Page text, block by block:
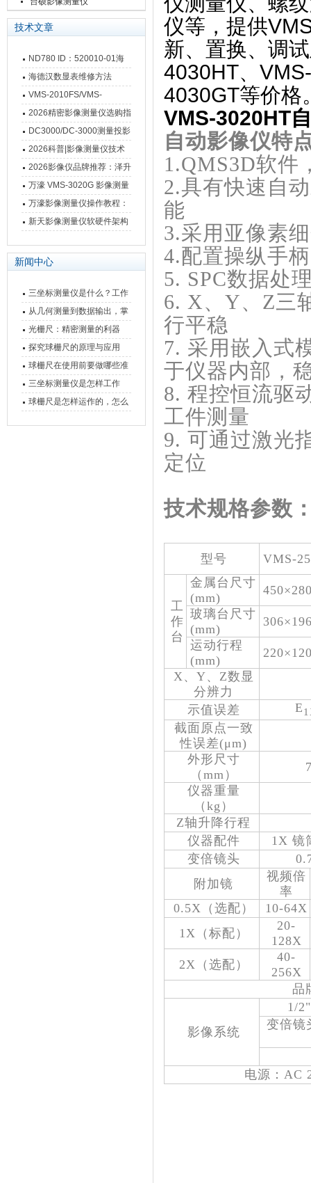
技术文章
ND780 ID：520010-01海
德汉数显表故障维修内容
海德汉数显表维修方法
VMS-2010FS/VMS-
3020FS/VMS-4030FS手动
影像测量仪技术参数
2026精密影像测量仪选购指
南 靠谱品牌一站式选型推荐
DC3000/DC-3000测量投影
仪万濠数据处理器数显表故
障维修方法
2026科普|影像测量仪技术
原理、分类及选型应用
2026影像仪品牌推荐：泽升
影像测量仪选型指南
万濠 VMS-3020G 影像测量
仪技术规格与应用解析
万濠影像测量仪操作教程：
从开机到出报告，新手也能
新天影像测量仪软硬件架构
新闻中心
三坐标测量仪是什么？工作
原理、分类与核心功能一次
讲清
从几何测量到数据输出，掌
握万濠影像测量仪的六大核
心能力
光栅尺：精密测量的利器
探究球栅尺的原理与应用
球栅尺在使用前要做哪些准
备工作？
三坐标测量仪是怎样工作
的，功能有什么优势？
球栅尺是怎样运作的，怎么
仪等，提供
新、置换、调
4030HT、
4030GT等价格
VMS-3020HT
自动影像仪特
1.QMS3D软件
2.具有快速自
能
3.采用亚像素
4.配置操纵手
5. SPC数据处
6. X、Y、Z三
行平稳
7. 采用嵌入式
于仪器内部，
8. 程控恒流驱
工件测量
9. 可通过激光
定位
技术规格参数
型号 VMS-
工
作
台
金属台尺寸
(mm)
玻璃台尺寸
(mm)
运动行程
(mm)
X、Y、Z数显
分辨力
示值误差
E
截面原点一致
性误差(μm)
外形尺寸
（mm）
仪器重量
（kg）
Z轴升降行程
仪器配件
1X 镜
变倍镜头
附加镜
视频倍
率
0.5X（选配）
10-64X
1X（标配）
20-
128X
2X（选配）
40-
256X
品
影像系统
1/
变倍镜
电源：AC